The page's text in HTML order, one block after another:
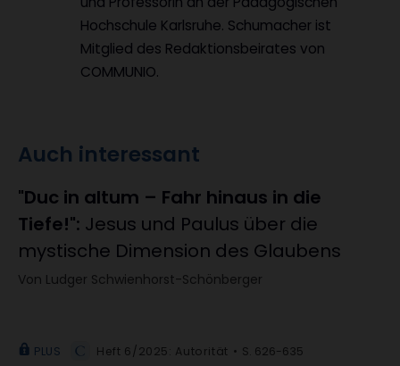
Hochschule Karlsruhe. Schumacher ist
Mitglied des Redaktionsbeirates von
COMMUNIO.
Auch interessant
"Duc in altum – Fahr hinaus in die
Tiefe!": Jesus und Paulus über die
mystische Dimension des Glaubens
Von Ludger Schwienhorst-Schönberger
PLUS Heft 6/2025: Autorität S. 626-635